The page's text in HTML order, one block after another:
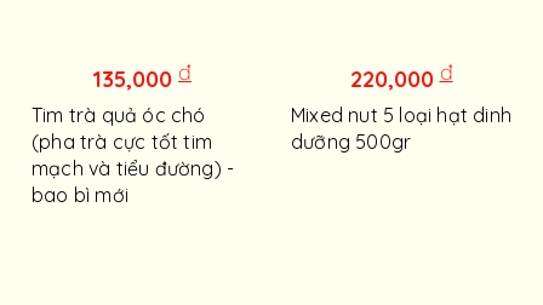
135,000 đ
Tim trà quả óc chó
(pha trà cực tốt tim
mạch và tiểu đường) -
bao bì mới
220,000 đ
Mixed nut 5 loại hạt dinh
dưỡng 500gr